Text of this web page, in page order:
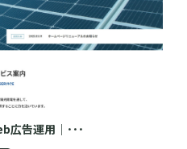
広告運用｜･･･